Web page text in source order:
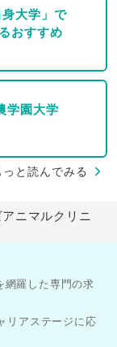
身大学」で
おすすめ
学園大学
っと読んでみる
ニマルクリニ
網羅した専門の求
リアステージに応